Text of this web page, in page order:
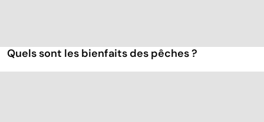
Quels sont les bienfaits des pêches ?